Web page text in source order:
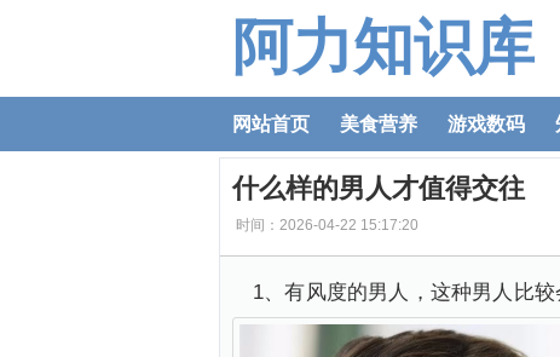
阿力知识库
网站首页 美食营养 游戏数码
什么样的男人才值得交往
时间：2026-04-22 15:17:20
1、有风度的男人，这种男人比